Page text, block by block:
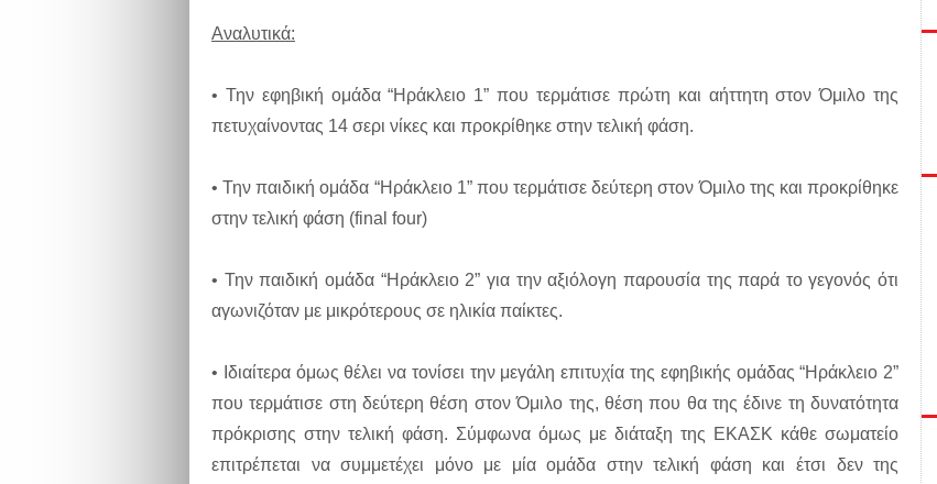
Αναλυτικά:
• Την εφηβική ομάδα “Ηράκλειο 1” που τερμάτισε πρώτη και αήττητη στον Όμιλο της
πετυχαίνοντας 14 σερι νίκες και προκρίθηκε στην τελική φάση.
• Την παιδική ομάδα “Ηράκλειο 1” που τερμάτισε δεύτερη στον Όμιλο της και προκρίθηκε
στην τελική φάση (final four)
• Την παιδική ομάδα “Ηράκλειο 2” για την αξιόλογη παρουσία της παρά το γεγονός ότι
αγωνιζόταν με μικρότερους σε ηλικία παίκτες.
• Ιδιαίτερα όμως θέλει να τονίσει την μεγάλη επιτυχία της εφηβικής ομάδας “Ηράκλειο 2”
που τερμάτισε στη δεύτερη θέση στον Όμιλο της, θέση που θα της έδινε τη δυνατότητα
πρόκρισης στην τελική φάση. Σύμφωνα όμως με διάταξη της ΕΚΑΣΚ κάθε σωματείο
επιτρέπεται να συμμετέχει μόνο με μία ομάδα στην τελική φάση και έτσι δεν της